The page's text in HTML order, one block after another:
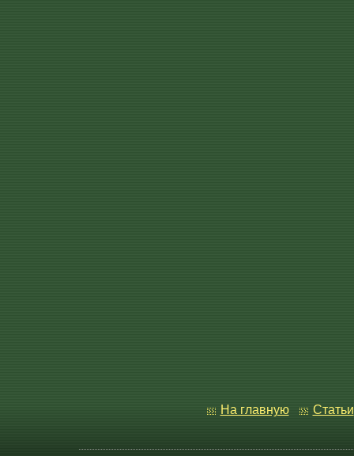
На главную Статьи